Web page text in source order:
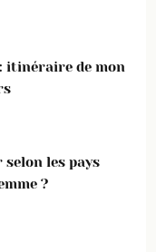
itinéraire de mon
selon les pays
?